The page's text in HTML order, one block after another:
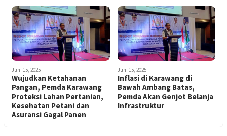
Juni 15, 2025
Wujudkan Ketahanan
Pangan, Pemda Karawang
Proteksi Lahan Pertanian,
Kesehatan Petani dan
Asuransi Gagal Panen
Juni 15, 2025
Inflasi di Karawang di
Bawah Ambang Batas,
Pemda Akan Genjot Belanja
Infrastruktur